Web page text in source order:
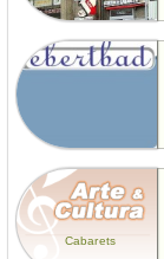
Cabarets